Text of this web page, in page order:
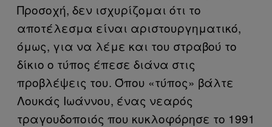
Προσοχή, δεν ισχυρίζομαι ότι το
αποτέλεσμα είναι αριστουργηματικό,
όμως, για να λέμε και του στραβού το
δίκιο ο τύπος έπεσε διάνα στις
προβλέψεις του. Όπου «τύπος» βάλτε
Λουκάς Ιωάννου, ένας νεαρός
τραγουδοποιός που κυκλοφόρησε το 1991